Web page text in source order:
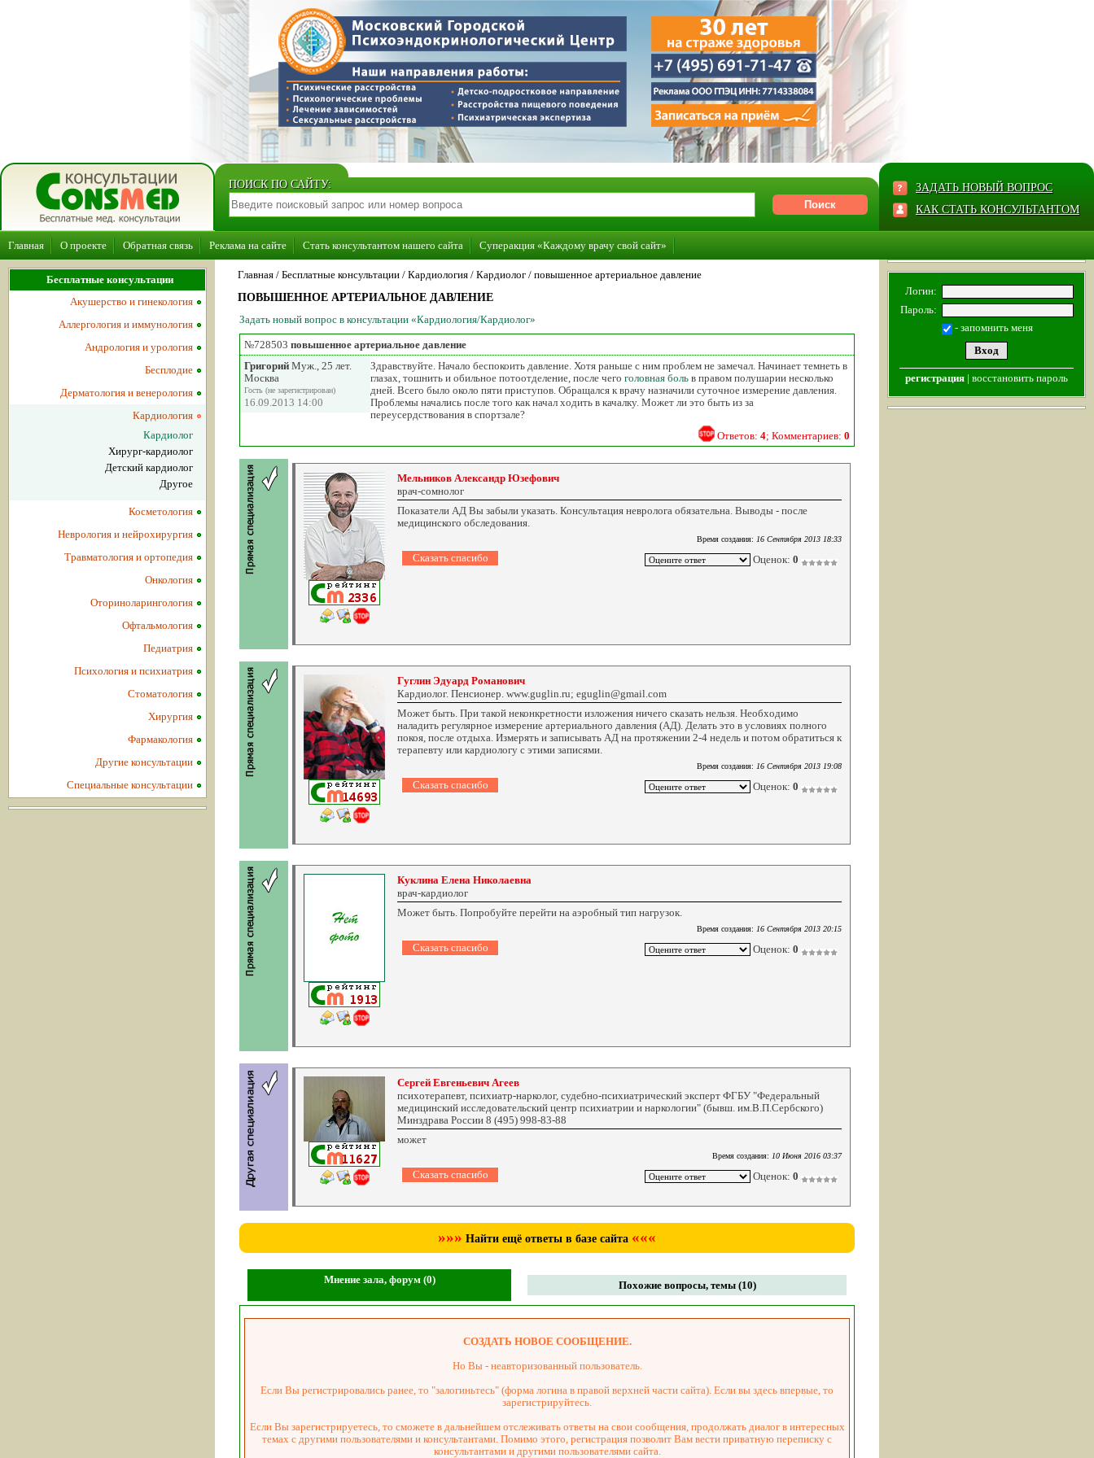
ПОИСК ПО САЙТУ:
ЗАДАТЬ НОВЫЙ ВОПРОС
КАК СТАТЬ КОНСУЛЬТАНТОМ
Главная О проекте Обратная связь Реклама на сайте Стать консультантом нашего сайта Суперакция «Каждому врачу свой сайт»
Главная / Бесплатные консультации / Кардиология / Кардиолог / повышенное артериальное давление
ПОВЫШЕННОЕ АРТЕРИАЛЬНОЕ ДАВЛЕНИЕ
Задать новый вопрос в консультации «Кардиология/Кардиолог»
№728503 повышенное артериальное давление
Григорий Муж., 25 лет.
Москва
Гость (не зарегистрирован)
16.09.2013 14:00
Здравствуйте. Начало беспокоить давление. Хотя раньше с ним проблем не замечал. Начинает темнеть в
глазах, тошнить и обильное потоотделение, после чего головная боль в правом полушарии несколько
дней. Всего было около пяти приступов. Обращался к врачу назначили суточное измерение давления.
Проблемы начались после того как начал ходить в качалку. Может ли это быть из за
переусердствования в спортзале?
Ответов: 4; Комментариев: 0
Мельников Александр Юзефович
врач-сомнолог
Показатели АД Вы забыли указать. Консультация невролога обязательна. Выводы - после
медицинского обследования.
Время создания: 16 Сентября 2013 18:33
Оценок: 0
Гуглин Эдуард Романович
Кардиолог. Пенсионер. www.guglin.ru; eguglin@gmail.com
Может быть. При такой неконкретности изложения ничего сказать нельзя. Необходимо
наладить регулярное измерение артериального давления (АД). Делать это в условиях полного
покоя, после отдыха. Измерять и записывать АД на протяжении 2-4 недель и потом обратиться к
терапевту или кардиологу с этими записями.
Время создания: 16 Сентября 2013 19:08
Оценок: 0
Куклина Елена Николаевна
врач-кардиолог
Может быть. Попробуйте перейти на аэробный тип нагрузок.
Время создания: 16 Сентября 2013 20:15
Оценок: 0
Сергей Евгеньевич Агеев
психотерапевт, психиатр-нарколог, судебно-психиатрический эксперт ФГБУ "Федеральный
медицинский исследовательский центр психиатрии и наркологии" (бывш. им.В.П.Сербского)
Минздрава России 8 (495) 998-83-88
может
Время создания: 10 Июня 2016 03:37
Оценок: 0
»»» Найти ещё ответы в базе сайта «««
Мнение зала, форум (0) Похожие вопросы, темы (10)
СОЗДАТЬ НОВОЕ СООБЩЕНИЕ.
Но Вы - неавторизованный пользователь.
Если Вы регистрировались ранее, то "залогиньтесь" (форма логина в правой верхней части сайта). Если вы здесь впервые, то
зарегистрируйтесь.
Если Вы зарегистрируетесь, то сможете в дальнейшем отслеживать ответы на свои сообщения, продолжать диалог в интересных
темах с другими пользователями и консультантами. Помимо этого, регистрация позволит Вам вести приватную переписку с
консультантами и другими пользователями сайта.
Бесплатные консультации
Акушерство и гинекология
Аллергология и иммунология
Андрология и урология
Бесплодие
Дерматология и венерология
Кардиология
Кардиолог
Хирург-кардиолог
Детский кардиолог
Другое
Косметология
Неврология и нейрохирургия
Травматология и ортопедия
Онкология
Оториноларингология
Офтальмология
Педиатрия
Психология и психиатрия
Стоматология
Хирургия
Фармакология
Другие консультации
Специальные консультации
Логин:
Пароль:
- запомнить меня
регистрация | восстановить пароль